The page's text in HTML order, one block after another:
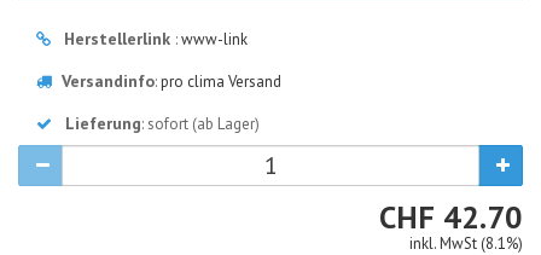
Herstellerlink :www-link
Versandinfo:pro clima Versand
Lieferung: sofort (ab Lager)
CHF CHF
42.70
inkl. MwSt (8.1%)